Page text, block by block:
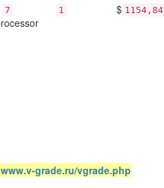
7 1 $ 1154,84
www.v-grade.ru/vgrade.php